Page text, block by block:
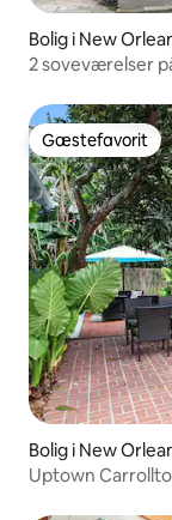
Bolig i New
2 soveværelser
Gæstefavorit
Gæstefavorit
Bolig i New
Uptown